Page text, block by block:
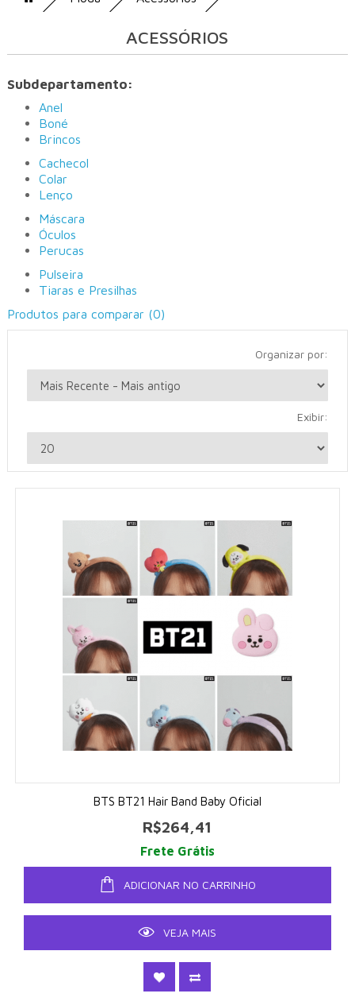
ACESSÓRIOS
Subdepartamento:
Anel
Boné
Brincos
Cachecol
Colar
Lenço
Máscara
Óculos
Perucas
Pulseira
Tiaras e Presilhas
Produtos para comparar (0)
Organizar por:
Exibir:
BTS BT21 Hair Band Baby Oficial
R$264,41
Frete Grátis
ADICIONAR NO CARRINHO
VEJA MAIS